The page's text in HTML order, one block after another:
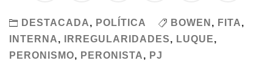
DESTACADA, POLÍTICA BOWEN , FITA,
INTERNA, IRREGULARIDADES, LUQUE,
PERONISMO, PERONISTA, PJ